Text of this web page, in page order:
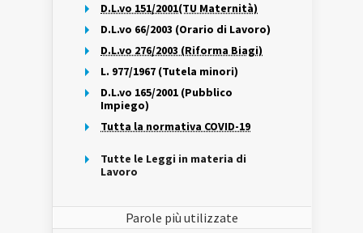
D.L.vo 151/2001(TU Maternità)
D.L.vo 66/2003 (Orario di Lavoro)
D.L.vo 276/2003 (Riforma Biagi)
L. 977/1967 (Tutela minori)
D.L.vo 165/2001 (Pubblico
Impiego)
Tutta la normativa COVID-19
Tutte le Leggi in materia di
Lavoro
Parole più utilizzate